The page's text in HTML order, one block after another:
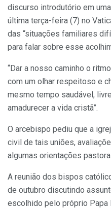
discurso introdutório em
última terça-feira (7) no
das “situações familiares
para falar sobre esse
“Dar a nosso caminho o
com um olhar respeitoso e
mesmo tempo saudável,
amadurecer a vida cristã”.
O arcebispo pediu que a
civil de tais uniões,
algumas orientações
A reunião dos bispos
de outubro discutindo
escolhido pelo próprio Papa